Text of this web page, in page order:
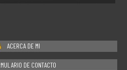
ACERCA DE MI
DE CONTACTO